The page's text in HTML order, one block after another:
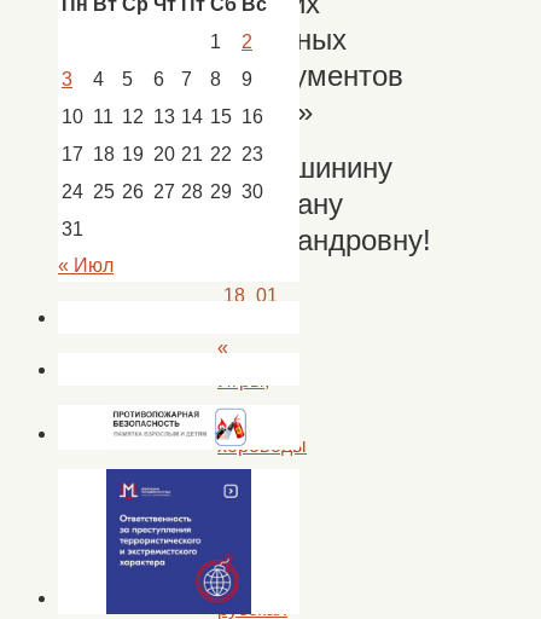
народных
инструментов
«Сказ»
Тимошинину
Светлану
Александровну!
«
танцы,
хороводы
прошла
русская
Пн Вт Ср Чт Пт Сб Вс
1
2
3
4 5 6 7 8
9
10 11 12 13 14 15 16
17 18 19 20 21 22 23
24 25 26 27 28 29 30
31
« Июл